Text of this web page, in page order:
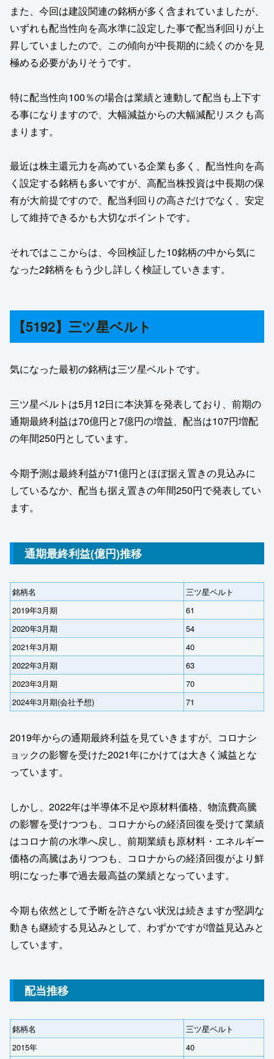
また、今回は建設関連の銘柄が多く含まれていましたが、
いずれも配当性向を高水準に設定した事で配当利回りが上
昇していましたので、この傾向が中長期的に続くのかを見
極める必要がありそうです。
特に配当性向100％の場合は業績と連動して配当も上下す
る事になりますので、大幅減益からの大幅減配リスクも高
まります。
最近は株主還元力を高めている企業も多く、配当性向を高
く設定する銘柄も多いですが、高配当株投資は中長期の保
有が大前提ですので、配当利回りの高さだけでなく、安定
して維持できるかも大切なポイントです。
それではここからは、今回検証した10銘柄の中から気に
なった2銘柄をもう少し詳しく検証していきます。
【5192】三ツ星ベルト
気になった最初の銘柄は三ツ星ベルトです。
三ツ星ベルトは5月12日に本決算を発表しており、前期の
通期最終利益は70億円と7億円の増益、配当は107円増配
の年間250円としています。
今期予測は最終利益が71億円とほぼ据え置きの見込みに
しているなか、配当も据え置きの年間250円で発表してい
ます。
通期最終利益(億円)推移
銘柄名
三ツ星ベルト
2019年3月期
61
2020年3月期
54
2021年3月期
40
2022年3月期
63
2023年3月期
70
2024年3月期(会社予想)
71
2019年からの通期最終利益を見ていきますが、コロナシ
ョックの影響を受けた2021年にかけては大きく減益とな
っています。
しかし、2022年は半導体不足や原材料価格、物流費高騰
の影響を受けつつも、コロナからの経済回復を受けて業績
はコロナ前の水準へ戻し、前期業績も原材料・エネルギー
価格の高騰はありつつも、コロナからの経済回復がより鮮
明になった事で過去最高益の業績となっています。
今期も依然として予断を許さない状況は続きますが堅調な
動きも継続する見込みとして、わずかですが増益見込みと
しています。
配当推移
銘柄名
三ツ星ベルト
2015年
40